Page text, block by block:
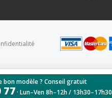
bon modèle ? Conseil gratuit
77· Lun–Ven 8h–12h / 13h30–17h30